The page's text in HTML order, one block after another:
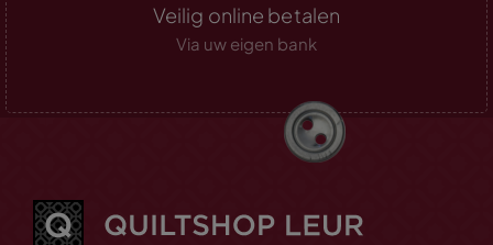
Veilig online betalen
Via uw eigen bank